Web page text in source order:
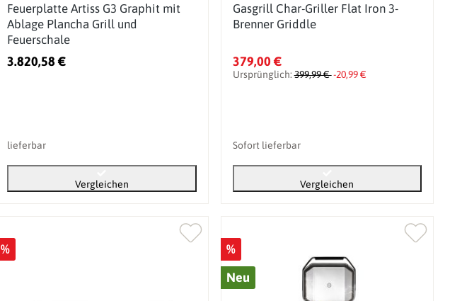
Feuerplatte Artiss G3 Graphit mit
Ablage Plancha Grill und
Feuerschale
3.820,58 €
lieferbar
Vergleichen
Gasgrill Char-Griller Flat Iron 3-
Brenner Griddle
379,00 €
Ursprünglich:399,99 €-20,99 €
Sofort lieferbar
Vergleichen
%
%
Neu